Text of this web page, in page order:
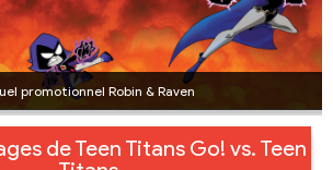
promotionnel Robin & Raven
de Teen Titans Go! vs. Teen